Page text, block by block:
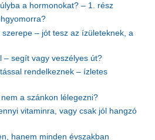
a hormonokat? – 1. rész
– jót tesz az ízületeknek, a
– segít vagy veszélyes út?
rendelkeznek – ízletes
a szánkon lélegezni?
vitaminra, vagy csak jól hangzó
hanem minden évszakban